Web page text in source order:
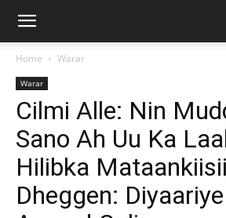
Home Warar
Warar
Cilmi Alle: Nin
Sano Ah Uu Ka
Hilibka
Dheggen: